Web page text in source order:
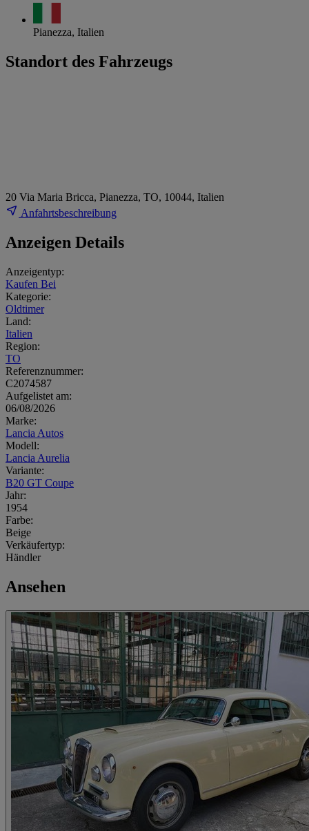
Pianezza, Italien
Standort des Fahrzeugs
20 Via Maria Bricca, Pianezza, TO, 10044, Italien
Anfahrtsbeschreibung
Anzeigen Details
Anzeigentyp:
Kaufen Bei
Kategorie:
Oldtimer
Land:
Italien
Region:
TO
Referenznummer:
C2074587
Aufgelistet am:
06/08/2026
Marke:
Lancia Autos
Modell:
Lancia Aurelia
Variante:
B20 GT Coupe
Jahr:
1954
Farbe:
Beige
Verkäufertyp:
Händler
Ansehen